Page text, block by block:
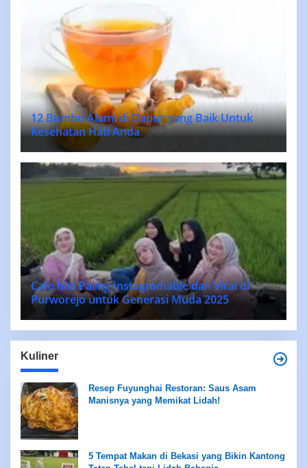
12 Bumbu Alami di Dapur yang Baik Untuk
Kesehatan Hati Anda
Cafe hits Paling Instagramable dan Viral di
Purworejo untuk Generasi Muda 2025
Kuliner
Resep Fuyunghai Restoran: Saus Asam
Manisnya yang Memikat Lidah!
5 Tempat Makan di Bekasi yang Bikin Kantong